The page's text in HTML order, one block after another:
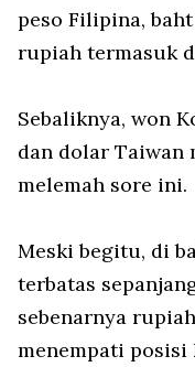
peso Filipina,
rupiah termasuk
Sebaliknya, won
dan dolar Taiwan
melemah sore ini.
Meski begitu, di
terbatas
sebenarnya
menempati posisi